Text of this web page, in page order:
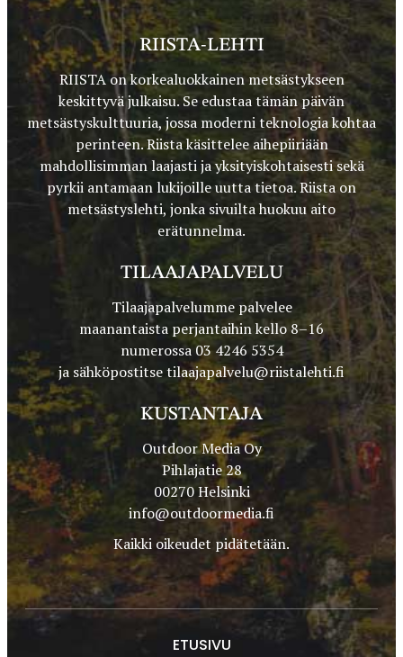
RIISTA-LEHTI
RIISTA on korkealuokkainen metsästykseen
keskittyvä julkaisu. Se edustaa tämän päivän
metsästyskulttuuria, jossa moderni teknologia kohtaa
perinteen. Riista käsittelee aihepiiriään
mahdollisimman laajasti ja yksityiskohtaisesti sekä
pyrkii antamaan lukijoille uutta tietoa. Riista on
metsästyslehti, jonka sivuilta huokuu aito
erätunnelma.
TILAAJAPALVELU
Tilaajapalvelumme palvelee
maanantaista perjantaihin kello 8–16
numerossa 03 4246 5354
ja sähköpostitsetilaajapalvelu@riistalehti.fi
KUSTANTAJA
Outdoor Media Oy
Pihlajatie 28
00270 Helsinki
info@outdoormedia.fi
Kaikki oikeudet pidätetään.
ETUSIVU